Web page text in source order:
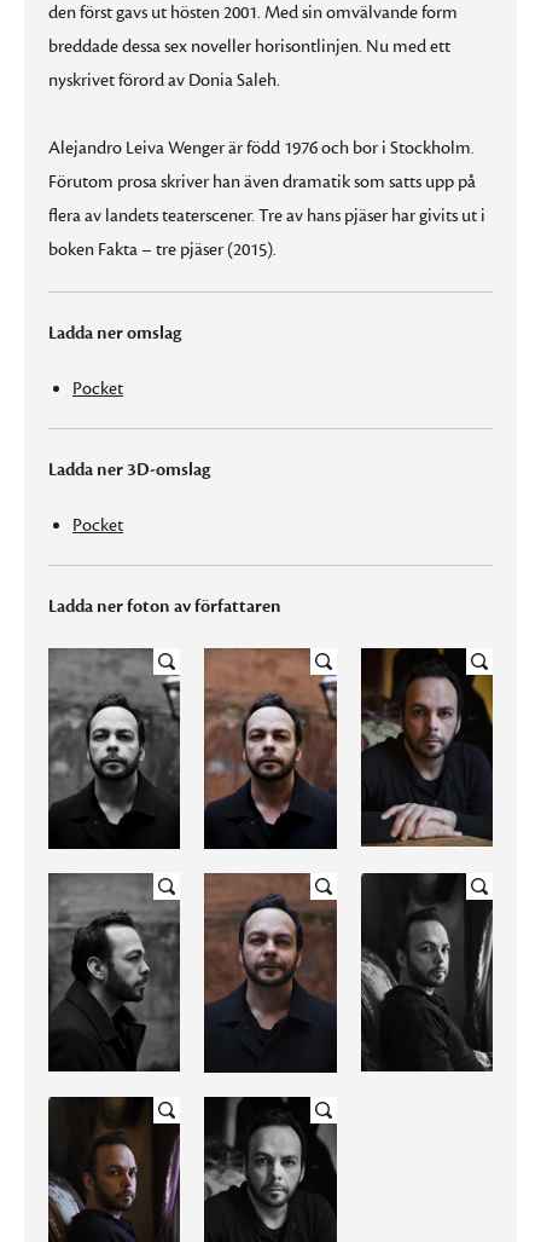
den först gavs ut hösten 2001. Med sin omvälvande form
breddade dessa sex noveller horisontlinjen. Nu med ett
nyskrivet förord av Donia Saleh.
Alejandro Leiva Wenger är född 1976 och bor i Stockholm.
Förutom prosa skriver han även dramatik som satts upp på
flera av landets teaterscener. Tre av hans pjäser har givits ut i
boken Fakta – tre pjäser (2015).
Ladda ner omslag
Pocket
Ladda ner 3D-omslag
Pocket
Ladda ner foton av författaren